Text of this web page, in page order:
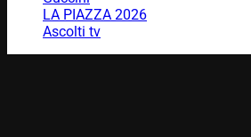
LA PIAZZA 2026
Ascolti tv